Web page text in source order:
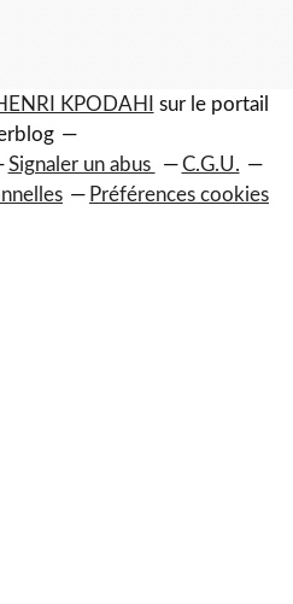
KPODAHI
sur le portail
Signaler un abus
C.G.U.
Préférences cookies